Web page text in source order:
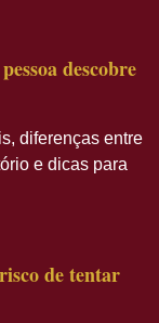
descobre
diferenças entre
e dicas para
de tentar